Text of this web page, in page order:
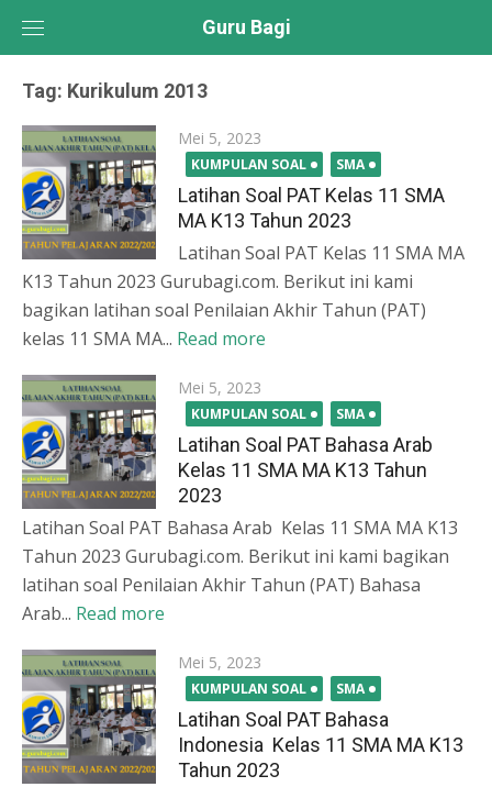
Guru Bagi
Tag: Kurikulum 2013
Posted
on
Mei 5, 2023
KUMPULAN SOAL SMA
Latihan Soal PAT Kelas 11 SMA
MA K13 Tahun 2023
Latihan Soal PAT Kelas 11 SMA MA
K13 Tahun 2023 Gurubagi.com. Berikut ini kami
bagikan latihan soal Penilaian Akhir Tahun (PAT)
kelas 11 SMA MA... Read more
Posted
on
Mei 5, 2023
KUMPULAN SOAL SMA
Latihan Soal PAT Bahasa Arab
Kelas 11 SMA MA K13 Tahun
2023
Latihan Soal PAT Bahasa Arab Kelas 11 SMA MA K13
Tahun 2023 Gurubagi.com. Berikut ini kami bagikan
latihan soal Penilaian Akhir Tahun (PAT) Bahasa
Arab... Read more
Posted
on
Mei 5, 2023
KUMPULAN SOAL SMA
Latihan Soal PAT Bahasa
Indonesia Kelas 11 SMA MA K13
Tahun 2023